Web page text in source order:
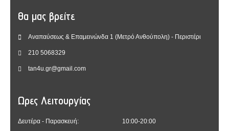
Θα μας βρείτε
Αναπαύσεως & Επαμεινώνδα 1 (Μετρό Ανθούπολη) - Περιστέρι
210 5068329
tan4u.gr@gmail.com
Ωρες Λειτουργίας
Δευτέρα - Παρασκευή: 10:00-20:00